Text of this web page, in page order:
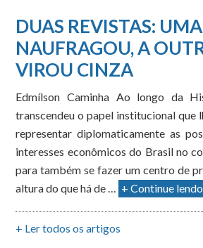
DUAS REVISTAS: UMA
NAUFRAGOU, A
VIROU CINZA
Edmílson Caminha Ao longo da
transcendeu o papel institucional que
representar diplomaticamente as
interesses econômicos do Brasil no
para também se fazer um centro de
altura do que há de … + Continue lendo
+ Ler todos os artigos